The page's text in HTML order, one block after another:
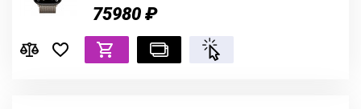
75980 ₽